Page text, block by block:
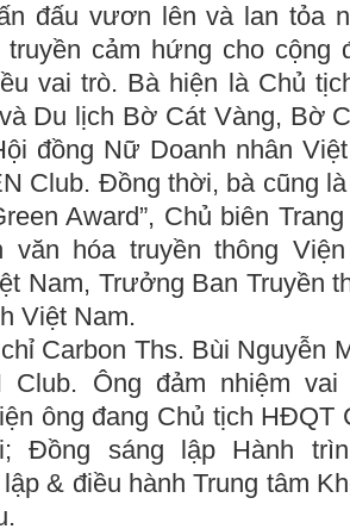
đấu vươn lên và lan tỏa
cảm hứng cho cộng
vai trò. Bà hiện là Chủ
Du lịch Bờ Cát Vàng, Bờ
đồng Nữ Doanh nhân
Club. Đồng thời, bà cũng
Award”, Chủ biên
văn hóa truyền thông
Nam, Trưởng Ban Truyền
Việt Nam.
Carbon Ths. Bùi Nguyễn
Club. Ông đảm nhiệm
ông đang Chủ tịch HĐQT
Đồng sáng lập Hành
& điều hành Trung tâm